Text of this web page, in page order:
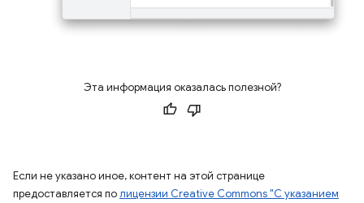
Эта информация оказалась полезной?
Если не указано иное, контент на этой странице
предоставляется полицензии Creative Commons "С указанием